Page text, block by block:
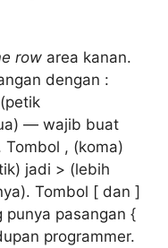
row area kanan.
dengan :
— wajib buat
, (koma)
jadi > (lebih
Tombol [ dan ]
punya pasangan {
programmer.